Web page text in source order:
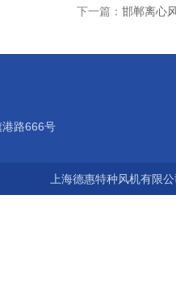
下一篇： 邯郸离心
港路666号
上海德惠特种风机有限